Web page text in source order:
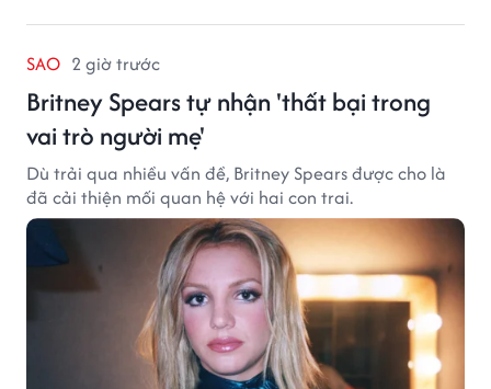
SAO 2 giờ trước
Britney Spears tự nhận 'thất bại trong
vai trò người mẹ'
Dù trải qua nhiều vấn đề, Britney Spears được cho là
đã cải thiện mối quan hệ với hai con trai.